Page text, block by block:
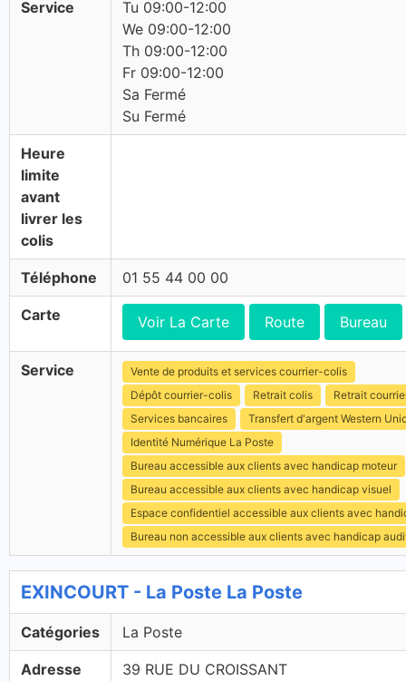
Service
Tu 09:00-12:00
We 09:00-12:00
Th 09:00-12:00
Fr 09:00-12:00
Sa Fermé
Su Fermé
Heure
limite
avant
livrer les
colis
Téléphone 01 55 44 00 00
Carte Voir La Carte Route Bureau
Service
Vente de produits et services courrier-colis
Dépôt courrier-colis
Retrait colis
Retrait
Services bancaires
Transfert d'argent Western
Identité Numérique La Poste
Bureau accessible aux clients avec handicap moteur
Bureau accessible aux clients avec handicap visuel
Espace confidentiel accessible aux clients avec
Bureau non accessible aux clients avec handicap
EXINCOURT - La Poste La Poste
Catégories La Poste
Adresse
39 RUE DU CROISSANT